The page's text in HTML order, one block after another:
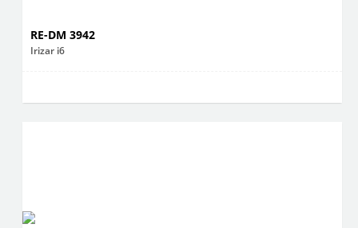
RE-DM 3942
Irizar i6